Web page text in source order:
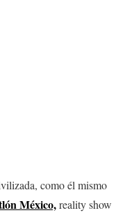
como él mismo
México,reality show